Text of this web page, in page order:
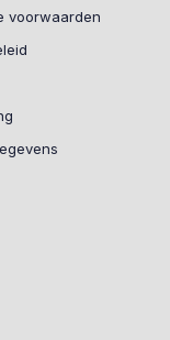
voorwaarden